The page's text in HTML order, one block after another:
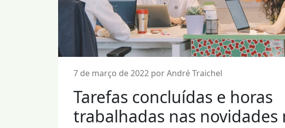
7 de março de 2022 por André Traichel
Tarefas concluídas e horas
trabalhadas nas novidades